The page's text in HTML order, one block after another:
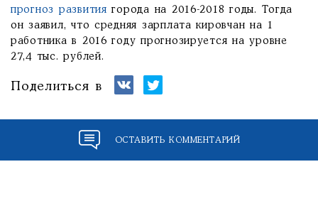
прогноз развитиягорода на 2016-2018 годы. Тогда
он заявил, что средняя зарплата кировчан на 1
работника в 2016 году прогнозируется на уровне
27,4 тыс. рублей.
Поделиться в
ОСТАВИТЬ КОММЕНТАРИЙ